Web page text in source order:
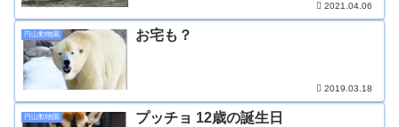
2021.04.06
円山動物園 お宅も？
2019.03.18
円山動物園 プッチョ 12歳の誕生日